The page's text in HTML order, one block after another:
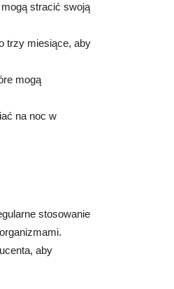
stracić swoją
trzy miesiące, aby
mogą
na noc w
stosowanie
aby